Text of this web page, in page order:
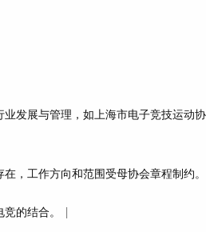
发展与管理，如上海市电子竞技运动协
，工作方向和范围受母协会章程制约
竞的结合。 |